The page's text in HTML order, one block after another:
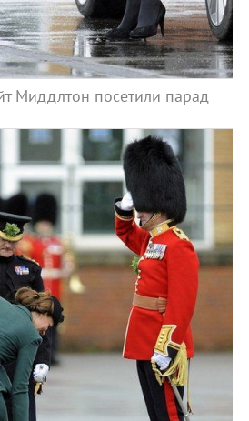
Миддлтон посетили парад